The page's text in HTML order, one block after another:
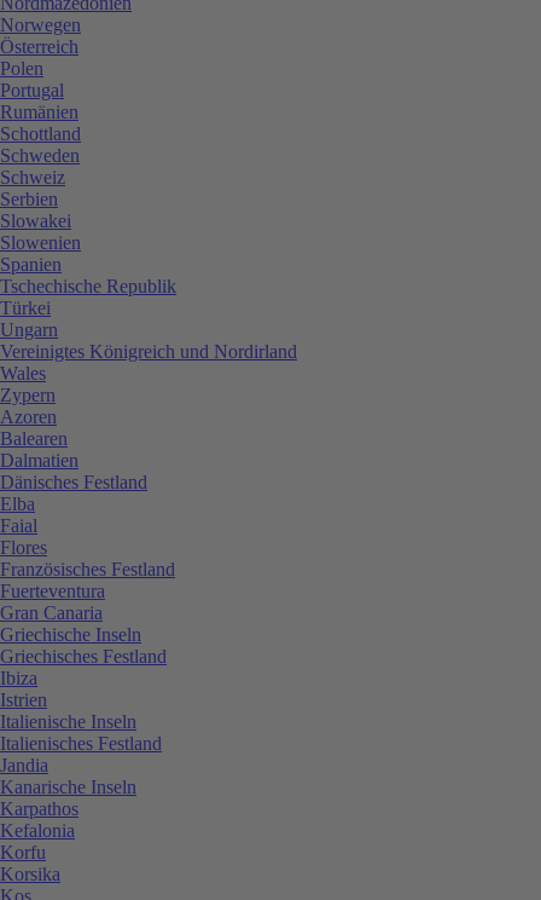
Norwegen
Österreich
Polen
Portugal
Rumänien
Schottland
Schweden
Schweiz
Serbien
Slowakei
Slowenien
Spanien
Tschechische Republik
Türkei
Ungarn
Vereinigtes Königreich und Nordirland
Wales
Zypern
Azoren
Balearen
Dalmatien
Dänisches Festland
Elba
Faial
Flores
Französisches Festland
Fuerteventura
Gran Canaria
Griechische Inseln
Griechisches Festland
Ibiza
Istrien
Italienische Inseln
Italienisches Festland
Jandia
Kanarische Inseln
Karpathos
Kefalonia
Korfu
Korsika
Kos